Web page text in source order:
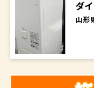
ダ
山形